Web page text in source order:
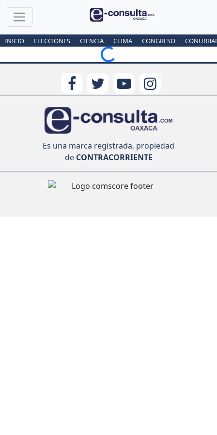
INICIO ELECCIONES CIENCIA CLIMA CONGRESO
Loading...
Es una marca registrada, propiedad
deCONTRACORRIENTE